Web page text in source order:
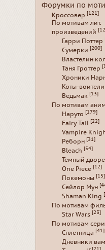
Форумки по
Кроссовер [121]
По мотивам лит.
произведений
Гарри Поттер
Сумерки [200]
Властелин
Таня Гроттер
Хроники
Коты-воители
Ведьмак [13]
По мотивам
Наруто [179]
Fairy Tail [22]
Vampire
Реборн [31]
Bleach [54]
Темный
One Piece [12]
Покемоны [15]
Сейлор Мун
Shaman King
По мотивам
Star Wars [23]
По мотивам
Сплетница [41]
Дневники